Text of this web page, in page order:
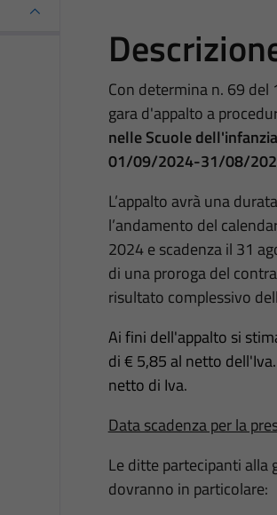
Con determina n. 69
gara d'appalto a
nelle Scuole
01/09/2024-31/08/
L’appalto avrà una
l’andamento del
2024 e scadenza il 31
di una proroga del
risultato complessivo
Ai fini dell'appalto si
di € 5,85 al netto
netto di Iva.
Data scadenza per la
Le ditte partecipanti alla
dovranno in particolare: